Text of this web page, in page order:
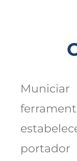
Municiar